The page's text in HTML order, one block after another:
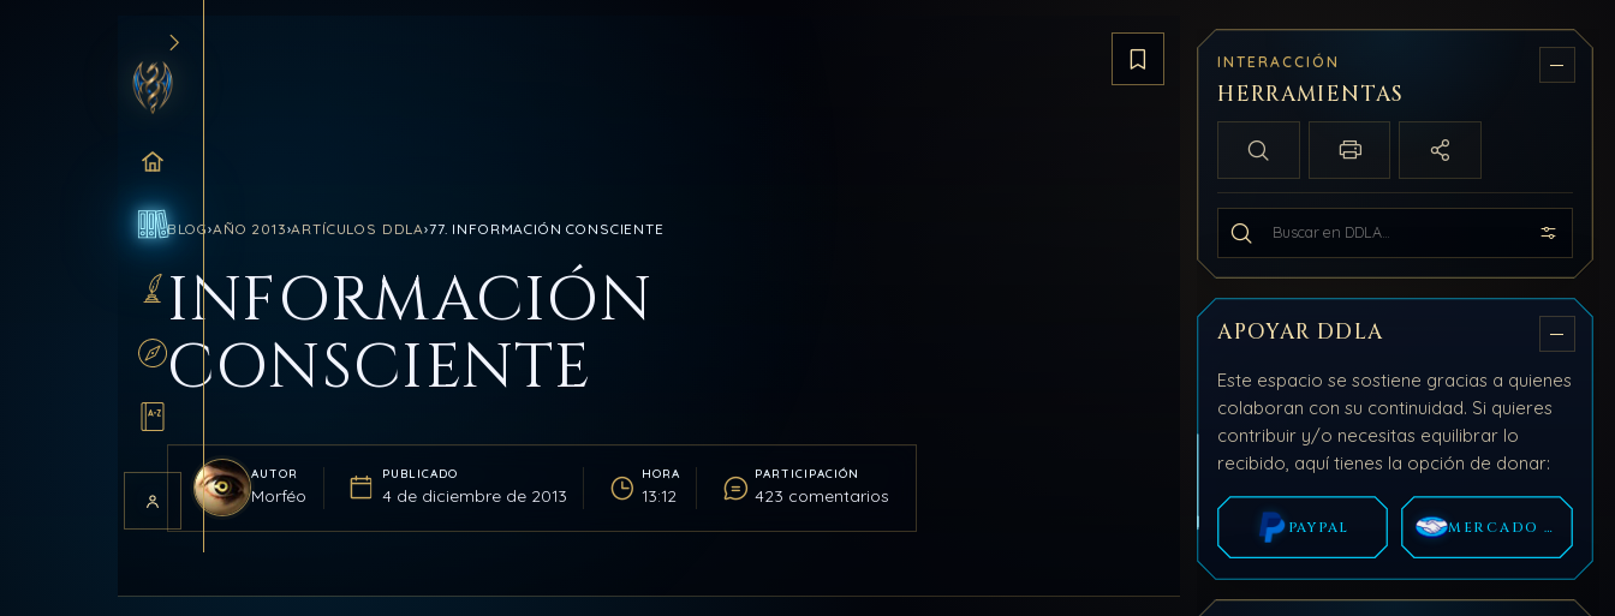
INICIO
BLOG
SANCTUM
RUTAS
GLOSARIO
Guardar artículo
BLOG›AÑO 2013›ARTÍCULOS DDLA›77. INFORMACIÓN CONSCIENTE
INFORMACIÓN
CONSCIENTE
AUTOR
Morféo
PUBLICADO
4 de diciembre de 2013
HORA
13:12
PARTICIPACIÓN
423 comentarios
INTERACCIÓN
HERRAMIENTAS
Búsqueda localImprimir / PDFCompartir
Buscar en todo DDLA
APOYAR DDLA
Este espacio se sostiene gracias a quienes
colaboran con su continuidad. Si quieres
contribuir y/o necesitas equilibrar lo
recibido, aquí tienes la opción de donar:
PAYPAL MERCADO PAGO